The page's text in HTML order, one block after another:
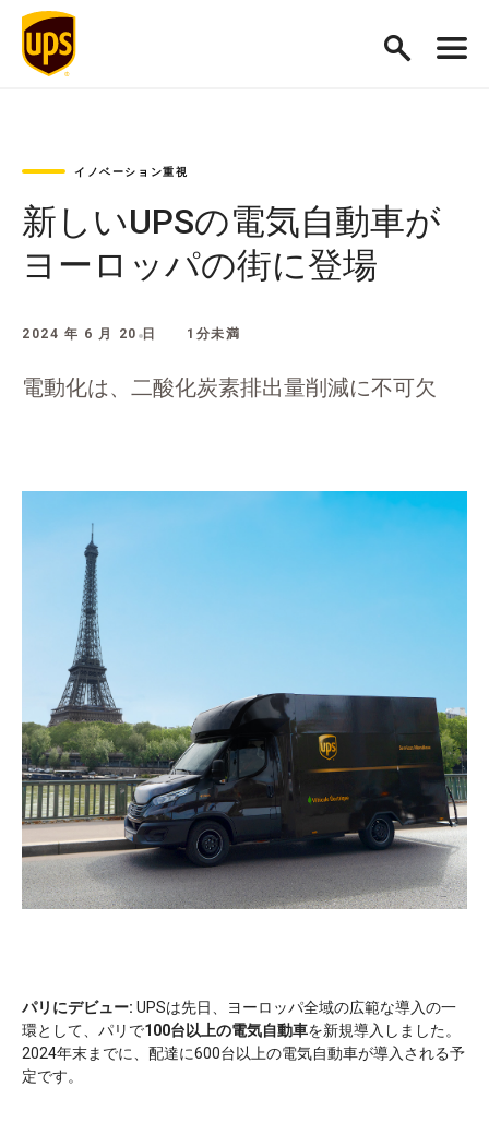
イノベーション重視
新しいUPSの電気自動車が
ヨーロッパの街に登場
2024 年 6 月 20 日 1分未満
電動化は、二酸化炭素排出量削減に不可欠
パリにデビュー: UPSは先日、ヨーロッパ全域の広範な導入の一
環として、パリで100台以上の電気自動車を新規導入しました。
2024年末までに、配達に600台以上の電気自動車が導入される予
定です。